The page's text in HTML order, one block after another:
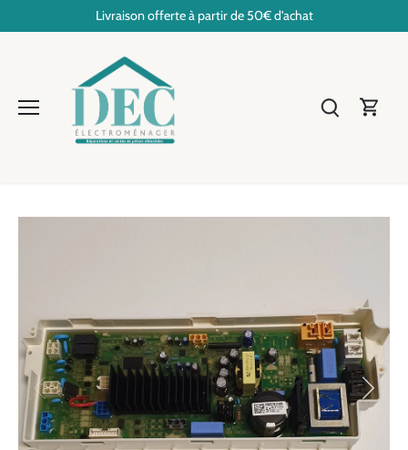
Livraison offerte à partir de 50€ d'achat